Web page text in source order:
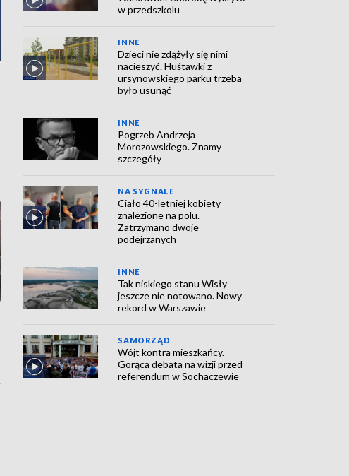
w przedszkolu
INNE
Dzieci nie zdążyły się nimi
nacieszyć. Huśtawki z
ursynowskiego parku trzeba
było usunąć
INNE
Pogrzeb Andrzeja
Morozowskiego. Znamy
szczegóły
NA SYGNALE
Ciało 40-letniej kobiety
znalezione na polu.
Zatrzymano dwoje
podejrzanych
INNE
Tak niskiego stanu Wisły
jeszcze nie notowano. Nowy
rekord w Warszawie
SAMORZĄD
Wójt kontra mieszkańcy.
Gorąca debata na wizji przed
referendum w Sochaczewie